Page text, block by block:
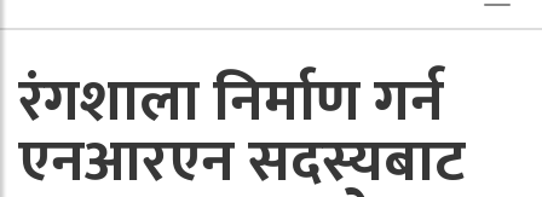
रंगशाला निर्माण गर्न
एनआरएन सदस्यबाट